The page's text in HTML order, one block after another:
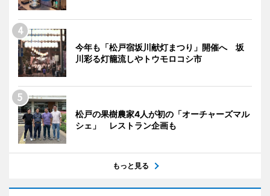
今年も「松戸宿坂川献灯まつり」開催へ 坂
川彩る灯籠流しやトウモロコシ市
松戸の果樹農家4人が初の「オーチャーズマル
シェ」 レストラン企画も
もっと見る